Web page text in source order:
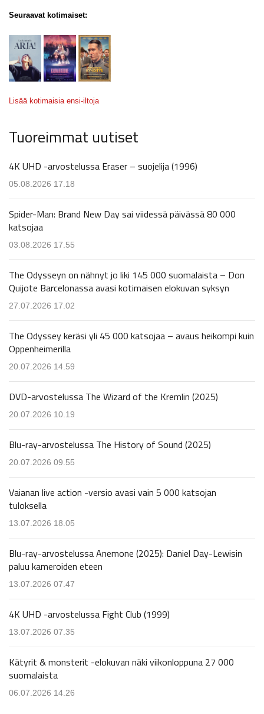
Seuraavat kotimaiset:
Lisää kotimaisia ensi-iltoja
Tuoreimmat uutiset
4K UHD -arvostelussa Eraser – suojelija (1996)
05.08.2026 17.18
Spider-Man: Brand New Day sai viidessä päivässä 80 000
katsojaa
03.08.2026 17.55
The Odysseyn on nähnyt jo liki 145 000 suomalaista – Don
Quijote Barcelonassa avasi kotimaisen elokuvan syksyn
27.07.2026 17.02
The Odyssey keräsi yli 45 000 katsojaa – avaus heikompi kuin
Oppenheimerilla
20.07.2026 14.59
DVD-arvostelussa The Wizard of the Kremlin (2025)
20.07.2026 10.19
Blu-ray-arvostelussa The History of Sound (2025)
20.07.2026 09.55
Vaianan live action -versio avasi vain 5 000 katsojan
tuloksella
13.07.2026 18.05
Blu-ray-arvostelussa Anemone (2025): Daniel Day-Lewisin
paluu kameroiden eteen
13.07.2026 07.47
4K UHD -arvostelussa Fight Club (1999)
13.07.2026 07.35
Kätyrit & monsterit -elokuvan näki viikonloppuna 27 000
suomalaista
06.07.2026 14.26